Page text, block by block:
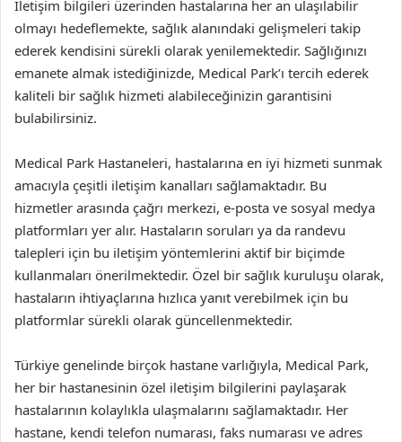
İletişim bilgileri üzerinden hastalarına her an ulaşılabilir
olmayı hedeflemekte, sağlık alanındaki gelişmeleri takip
ederek kendisini sürekli olarak yenilemektedir. Sağlığınızı
emanete almak istediğinizde, Medical Park’ı tercih ederek
kaliteli bir sağlık hizmeti alabileceğinizin garantisini
bulabilirsiniz.
Medical Park Hastaneleri, hastalarına en iyi hizmeti sunmak
amacıyla çeşitli iletişim kanalları sağlamaktadır. Bu
hizmetler arasında çağrı merkezi, e-posta ve sosyal medya
platformları yer alır. Hastaların soruları ya da randevu
talepleri için bu iletişim yöntemlerini aktif bir biçimde
kullanmaları önerilmektedir. Özel bir sağlık kuruluşu olarak,
hastaların ihtiyaçlarına hızlıca yanıt verebilmek için bu
platformlar sürekli olarak güncellenmektedir.
Türkiye genelinde birçok hastane varlığıyla, Medical Park,
her bir hastanesinin özel iletişim bilgilerini paylaşarak
hastalarının kolaylıkla ulaşmalarını sağlamaktadır. Her
hastane, kendi telefon numarası, faks numarası ve adres